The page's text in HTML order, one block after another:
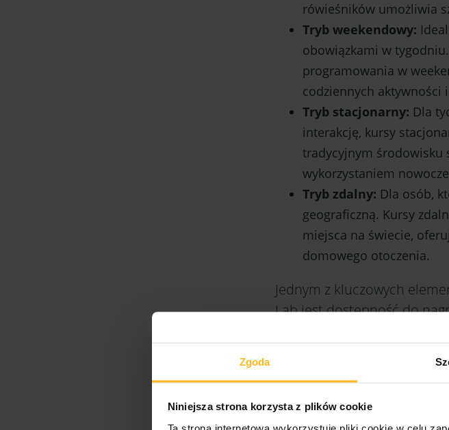
Zgoda
Niniejsza strona korzysta z plików cookie
Ta strona internetowa wykorzystuje pliki cookie w celu
rówieśników umożliwia
Tryb weekendowy:
obowiązkami w
programowania w
codziennych aktywności
Tryb stacjonarny: Dla
interakcję, kursy
tradycyjnym środowisku
wykorzystaniem
Tryb zdalny: Dla osób,
geograficzną. Kursy
miejsca na świecie,
domowego otoczenia.
Jednym z kluczowych
Lab jest dostępność do
dowolnym momencie.
naukę do swojego tempa i